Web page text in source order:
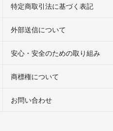
特定商取引法に基づく表記
外部送信について
安心・安全のための取り組み
商標権について
お問い合わせ